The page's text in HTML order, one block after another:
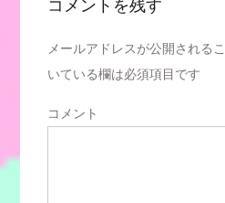
シ
コメントを残す
メールアドレスが公開される
いている欄は必須項目です
コメント